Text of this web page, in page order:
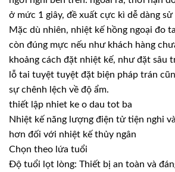
ở mức 1 giây, đề xuất cực kì dễ dàng sử
Mặc dù nhiên, nhiệt kế hồng ngoại đo
còn đúng mực nếu như khách hàng
khoảng cách đặt nhiệt kế, như đặt sâu
lỗ tai tuyệt tuyệt đặt biện pháp trán
sự chênh lệch về độ ẩm.
thiết lập nhiet ke o dau tot ba
Nhiệt kế năng lượng điện tử tiện nghi
hơn đối với nhiệt kế thủy ngân
Chọn theo lứa tuổi
Độ tuổi lọt lòng: Thiết bị an toàn và